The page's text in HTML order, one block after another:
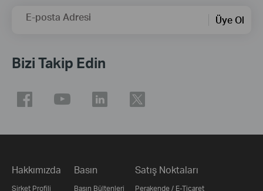
E-posta Adresi Üye Ol
Bizi Takip Edin
Hakkımızda
Şirket Profili
Basın
Basın Bültenleri
Satış Noktaları
Perakende / E-Ticaret